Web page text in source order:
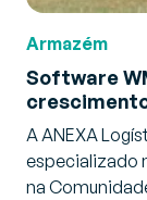
Armazém
Software
A ANEXA
especializado
na